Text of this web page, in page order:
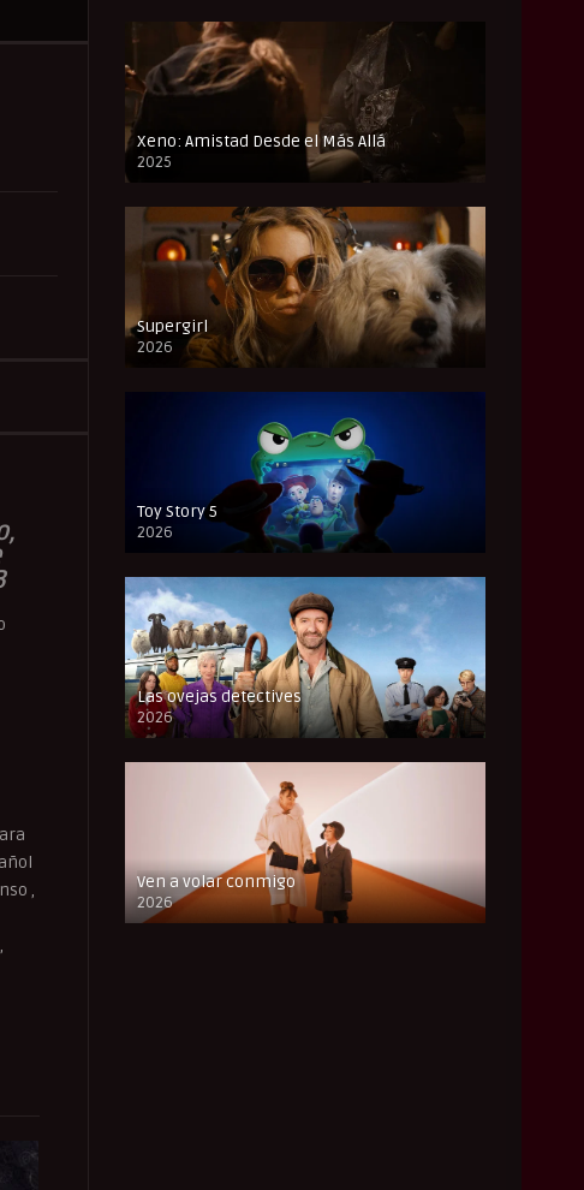
,
Xeno: Amistad Desde el Más Allá
2025
FULL HD
Supergirl
2026
FULL HD
Toy Story 5
2026
CAM
Las ovejas detectives
2026
FULL HD
Ven a volar conmigo
2026
FULL HD